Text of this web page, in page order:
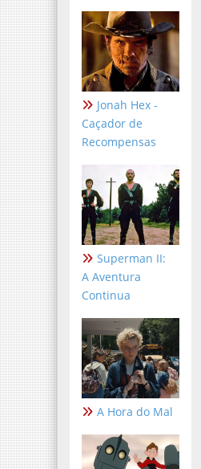
Jonah Hex -
Caçador de
Recompensas
Superman II:
A Aventura
Continua
A Hora do Mal